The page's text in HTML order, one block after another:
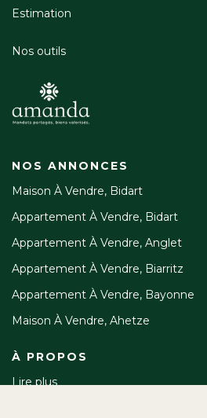
Estimation
Nos outils
NOS ANNONCES
Maison À Vendre, Bidart
Appartement À Vendre, Bidart
Appartement À Vendre, Anglet
Appartement À Vendre, Biarritz
Appartement À Vendre, Bayonne
Maison À Vendre, Ahetze
À PROPOS
Lire plus